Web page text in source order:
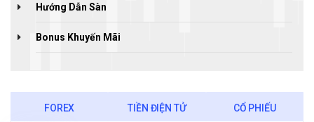
Hướng Dẫn Sàn
Bonus Khuyến Mãi
FOREX TIỀN ĐIỆN TỬ CỔ PHIẾU